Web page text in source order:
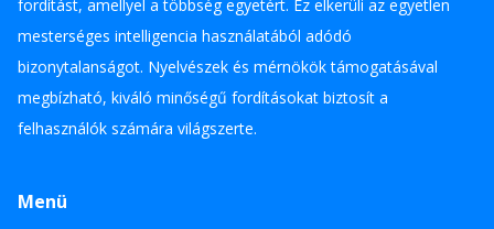
fordítást, amellyel a többség egyetért. Ez elkerüli az egyetlen
mesterséges intelligencia használatából adódó
bizonytalanságot. Nyelvészek és mérnökök támogatásával
megbízható, kiváló minőségű fordításokat biztosít a
felhasználók számára világszerte.
Menü